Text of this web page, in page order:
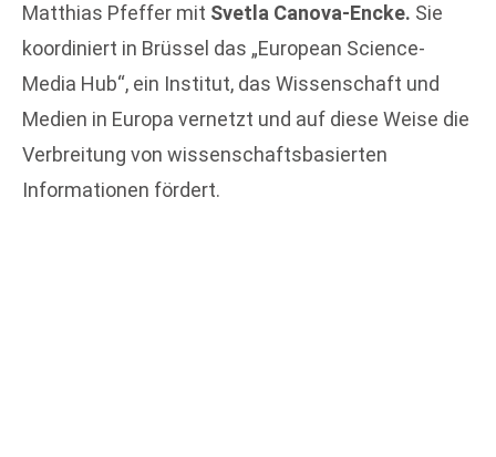
Matthias Pfeffer mit Svetla Canova-Encke. Sie
koordiniert in Brüssel das „European Science-
Media Hub“, ein Institut, das Wissenschaft und
Medien in Europa vernetzt und auf diese Weise die
Verbreitung von wissenschaftsbasierten
Informationen fördert.